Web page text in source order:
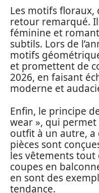
Les motifs
retour remarqué.
féminine et
subtils. Lors de
motifs
et promettent de
2026, en faisant
moderne et
Enfin, le principe
wear », qui permet
outfit à un autre, a
pièces sont
les vêtements tout
coupes en
en sont des
tendance.